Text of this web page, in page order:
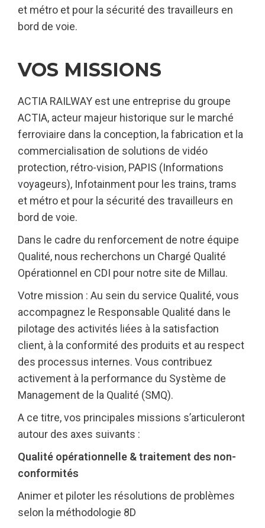
et métro et pour la sécurité des travailleurs en
bord de voie.
VOS MISSIONS
ACTIA RAILWAY est une entreprise du groupe
ACTIA, acteur majeur historique sur le marché
ferroviaire dans la conception, la fabrication et la
commercialisation de solutions de vidéo
protection, rétro-vision, PAPIS (Informations
voyageurs), Infotainment pour les trains, trams
et métro et pour la sécurité des travailleurs en
bord de voie.
Dans le cadre du renforcement de notre équipe
Qualité, nous recherchons un Chargé Qualité
Opérationnel en CDI pour notre site de Millau.
Votre mission : Au sein du service Qualité, vous
accompagnez le Responsable Qualité dans le
pilotage des activités liées à la satisfaction
client, à la conformité des produits et au respect
des processus internes. Vous contribuez
activement à la performance du Système de
Management de la Qualité (SMQ).
A ce titre, vos principales missions s’articuleront
autour des axes suivants :
Qualité opérationnelle & traitement des non-
conformités
Animer et piloter les résolutions de problèmes
selon la méthodologie 8D